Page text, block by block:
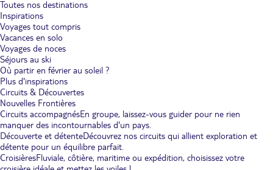
Toutes nos destinations
Inspirations
Voyages tout compris
Vacances en solo
Voyages de noces
Séjours au ski
Où partir en février au soleil ?
Plus d'inspirations
Circuits & Découvertes
Nouvelles Frontières
Circuits accompagnésEn groupe, laissez-vous guider pour ne rien
manquer des incontournables d'un pays.
Découverte et détenteDécouvrez nos circuits qui allient exploration et
détente pour un équilibre parfait.
CroisièresFluviale, côtière, maritime ou expédition, choisissez votre